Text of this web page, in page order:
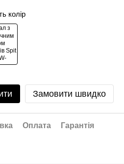
колір
Замовити швидко
Оплата Гарантія